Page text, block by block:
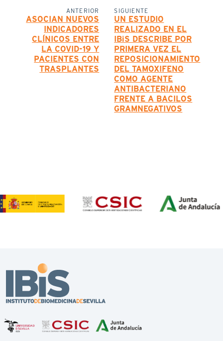
ANTERIOR
ASOCIAN NUEVOS
INDICADORES
CLÍNICOS ENTRE
LA COVID-19 Y
PACIENTES CON
TRASPLANTES
SIGUIENTE
UN ESTUDIO
REALIZADO EN EL
IBiS DESCRIBE POR
PRIMERA VEZ EL
REPOSICIONAMIENTO
DEL TAMOXIFENO
COMO AGENTE
ANTIBACTERIANO
FRENTE A BACILOS
GRAMNEGATIVOS